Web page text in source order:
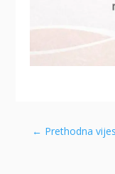
← Prethodna